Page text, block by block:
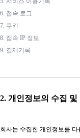
6. 접속 로그
7. 쿠키
8. 접속 IP 정보
9. 결제기록
2. 개인정보의 수집 및
회사는 수집한 개인정보를